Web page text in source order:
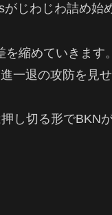
じわじわ詰め始
縮めていきます。
一退の攻防を見
し切る形でBKN